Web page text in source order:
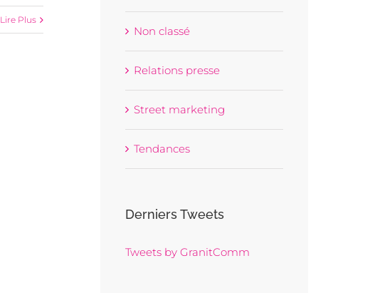
Lire Plus
Non classé
Relations presse
Street marketing
Tendances
Derniers Tweets
Tweets by GranitComm